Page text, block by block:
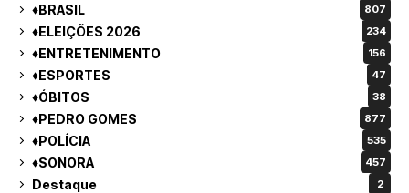
♦BRASIL 807
♦ELEIÇÕES 2026 234
♦ENTRETENIMENTO 156
♦ESPORTES 47
♦ÓBITOS 38
♦PEDRO GOMES 877
♦POLÍCIA 535
♦SONORA 457
Destaque 2